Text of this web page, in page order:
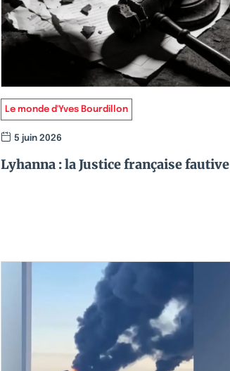
Le monde d'Yves Bourdillon
5 juin 2026
Lyhanna : la Justice française fautive